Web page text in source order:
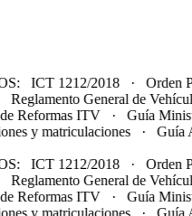
ICT 1212/2018· Orden
Reglamento General de
Reformas ITV·
Guía
y matriculaciones· Guía
ICT 1212/2018· Orden
Reglamento General de
Reformas ITV·
Guía
y matriculaciones· Guía